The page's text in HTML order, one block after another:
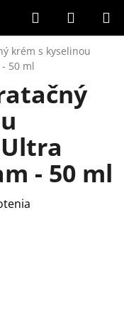
Hľadať
KOŠÍK
krém s kyselinou
50 ml
- 50 ml